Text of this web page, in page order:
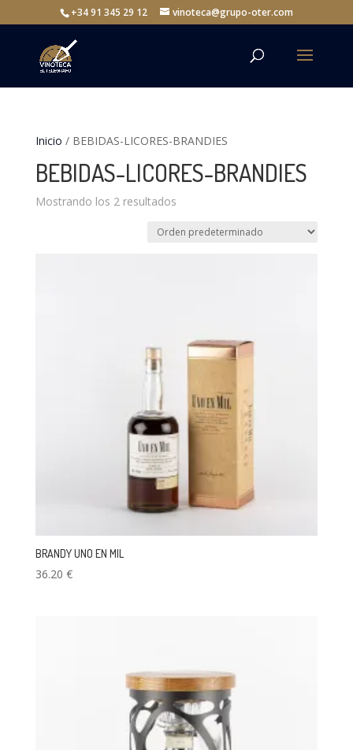
+34 91 345 29 12 vinoteca@grupo-oter.com
Inicio / BEBIDAS-LICORES-BRANDIES
BEBIDAS-LICORES-BRANDIES
Mostrando los 2 resultados
BRANDY UNO EN MIL
36.20 €